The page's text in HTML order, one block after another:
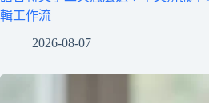
輯工作流
2026-08-07